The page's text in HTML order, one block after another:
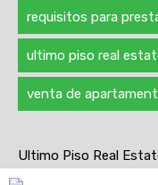
requisitos para
ultimo piso real
venta de
Ultimo Piso Real